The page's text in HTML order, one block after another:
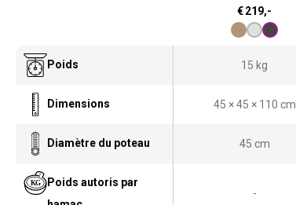
€219,-
Poids 15 kg
Dimensions 45 × 45 × 110 cm
Diamètre du poteau 45 cm
Poids autoris par
-